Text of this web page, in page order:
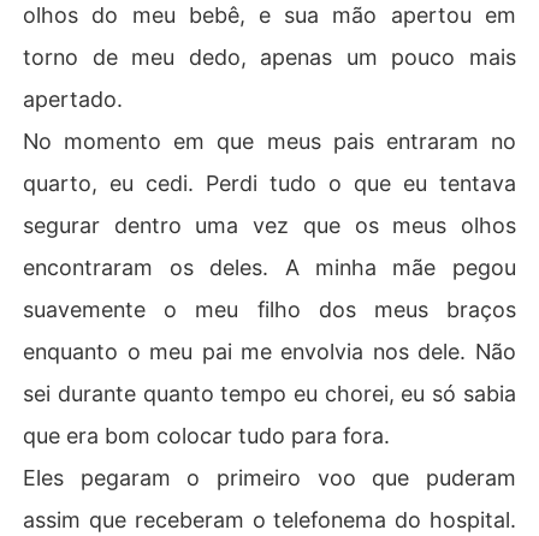
olhos do meu bebê, e sua mão apertou em
torno de meu dedo, apenas um pouco mais
apertado.
No momento em que meus pais entraram no
quarto, eu cedi. Perdi tudo o que eu tentava
segurar dentro uma vez que os meus olhos
encontraram os deles. A minha mãe pegou
suavemente o meu filho dos meus braços
enquanto o meu pai me envolvia nos dele. Não
sei durante quanto tempo eu chorei, eu só sabia
que era bom colocar tudo para fora.
Eles pegaram o primeiro voo que puderam
assim que receberam o telefonema do hospital.